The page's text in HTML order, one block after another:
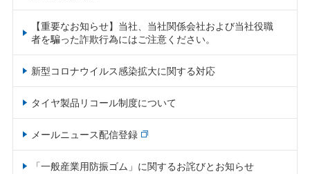
【重要なお知らせ】当社、当社関係会社および当社役職
者を騙った詐欺行為にはご注意ください。
新型コロナウイルス感染拡大に関する対応
タイヤ製品リコール制度について
メールニュース配信登録
「一般産業用防振ゴム」に関するお詫びとお知らせ